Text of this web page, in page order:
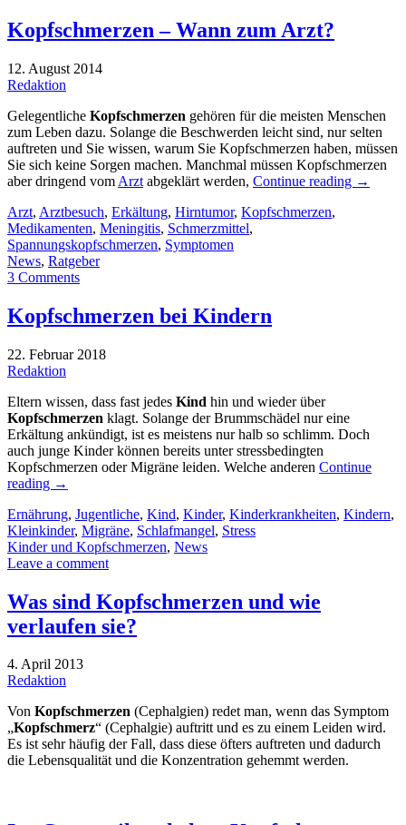
Kopfschmerzen – Wann zum Arzt?
12. August 2014
Redaktion
Gelegentliche Kopfschmerzen gehören für die meisten Menschen
zum Leben dazu. Solange die Beschwerden leicht sind, nur selten
auftreten und Sie wissen, warum Sie Kopfschmerzen haben, müssen
Sie sich keine Sorgen machen. Manchmal müssen Kopfschmerzen
aber dringend vom Arzt abgeklärt werden, Continue reading →
Arzt, Arztbesuch, Erkältung, Hirntumor, Kopfschmerzen,
Medikamenten, Meningitis, Schmerzmittel,
Spannungskopfschmerzen, Symptomen
News, Ratgeber
3 Comments
Kopfschmerzen bei Kindern
22. Februar 2018
Redaktion
Eltern wissen, dass fast jedes Kind hin und wieder über
Kopfschmerzen klagt. Solange der Brummschädel nur eine
Erkältung ankündigt, ist es meistens nur halb so schlimm. Doch
auch junge Kinder können bereits unter stressbedingten
Kopfschmerzen oder Migräne leiden. Welche anderen Continue
reading →
Ernährung, Jugentliche, Kind, Kinder, Kinderkrankheiten, Kindern,
Kleinkinder, Migräne, Schlafmangel, Stress
Kinder und Kopfschmerzen, News
Leave a comment
Was sind Kopfschmerzen und wie
verlaufen sie?
4. April 2013
Redaktion
Von Kopfschmerzen (Cephalgien) redet man, wenn das Symptom
„Kopfschmerz“ (Cephalgie) auftritt und es zu einem Leiden wird.
Es ist sehr häufig der Fall, dass diese öfters auftreten und dadurch
die Lebensqualität und die Konzentration gehemmt werden.